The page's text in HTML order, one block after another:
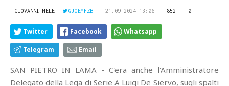
GIOVANNI MELE @JOEMFZB 21.09.2024 13:06 852 0
Twitter Facebook Whatsapp
Telegram Email
SAN PIETRO IN LAMA - C'era anche l'Amministratore
Delegato della Lega di Serie A Luigi De Siervo, sugli spalti